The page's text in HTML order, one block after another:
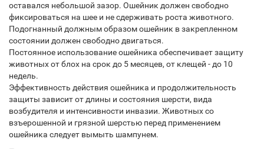
оставался небольшой зазор. Ошейник должен свободно
фиксироваться на шее и не сдерживать роста животного.
Подогнанный должным образом ошейник в закрепленном
состоянии должен свободно двигаться.
Постоянное использование ошейника обеспечивает защиту
животных от блох на срок до 5 месяцев, от клещей - до 10
недель.
Эффективность действия ошейника и продолжительность
защиты зависит от длины и состояния шерсти, вида
возбудителя и интенсивности инвазии. Животных со
взъерошенной и грязной шерстью перед применением
ошейника следует вымыть шампунем.